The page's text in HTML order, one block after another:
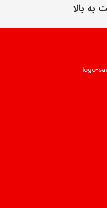
به بالا